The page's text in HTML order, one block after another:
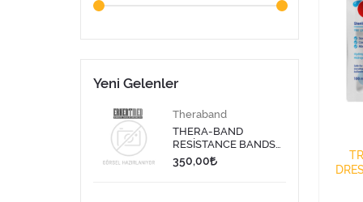
Yeni Gelenler
Theraband
THERA-BAND
RESİSTANCE BANDS
DISPENSER/DİRENÇ
BANDI LATEKS 1,5
350,00